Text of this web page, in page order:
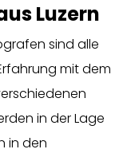
Luzern
sind alle
mit dem
in der Lage
in den